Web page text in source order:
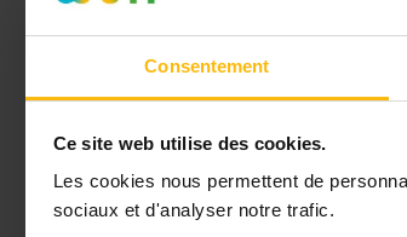
Consentement
Ce site web utilise des cookies.
Les cookies nous permettent de
sociaux et d'analyser notre trafic.